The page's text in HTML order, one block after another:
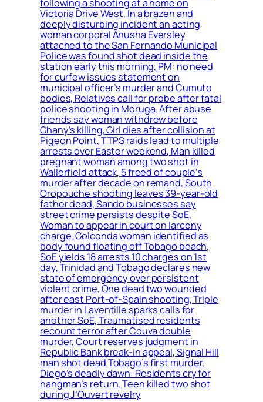
following a shooting at a home on
Victoria Drive West, In a brazen and
deeply disturbing incident an acting
woman corporal Anusha Eversley
attached to the San Fernando Municipal
Police was found shot dead inside the
station early this morning, PM: no need
for curfew issues statement on
municipal officer’s murder and Cumuto
bodies, Relatives call for probe after fatal
police shooting in Moruga, After abuse
friends say woman withdrew before
Ghany’s killing, Girl dies after collision at
Pigeon Point, TTPS raids lead to multiple
arrests over Easter weekend, Man killed
pregnant woman among two shot in
Wallerfield attack, 5 freed of couple’s
murder after decade on remand, South
Oropouche shooting leaves 39-year-old
father dead, Sando businesses say
street crime persists despite SoE,
Woman to appear in court on larceny
charge, Golconda woman identified as
body found floating off Tobago beach,
SoE yields 18 arrests 10 charges on 1st
day, Trinidad and Tobago declares new
state of emergency over persistent
violent crime, One dead two wounded
after east Port-of-Spain shooting, Triple
murder in Laventille sparks calls for
another SoE, Traumatised residents
recount terror after Couva double
murder, Court reserves judgment in
Republic Bank break-in appeal, Signal Hill
man shot dead Tobago’s first murder,
Diego’s deadly dawn: Residents cry for
hangman’s return, Teen killed two shot
during J’Ouvert revelry